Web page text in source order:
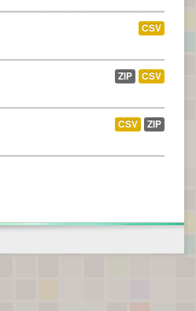
CSV
ZIP CSV
CSV ZIP